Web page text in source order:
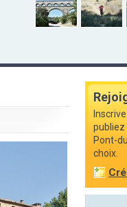
publiez
Pont-
choix.